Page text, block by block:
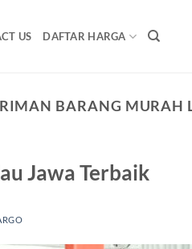
US DAFTAR HARGA
BARANG MURAH
Jawa Terbaik